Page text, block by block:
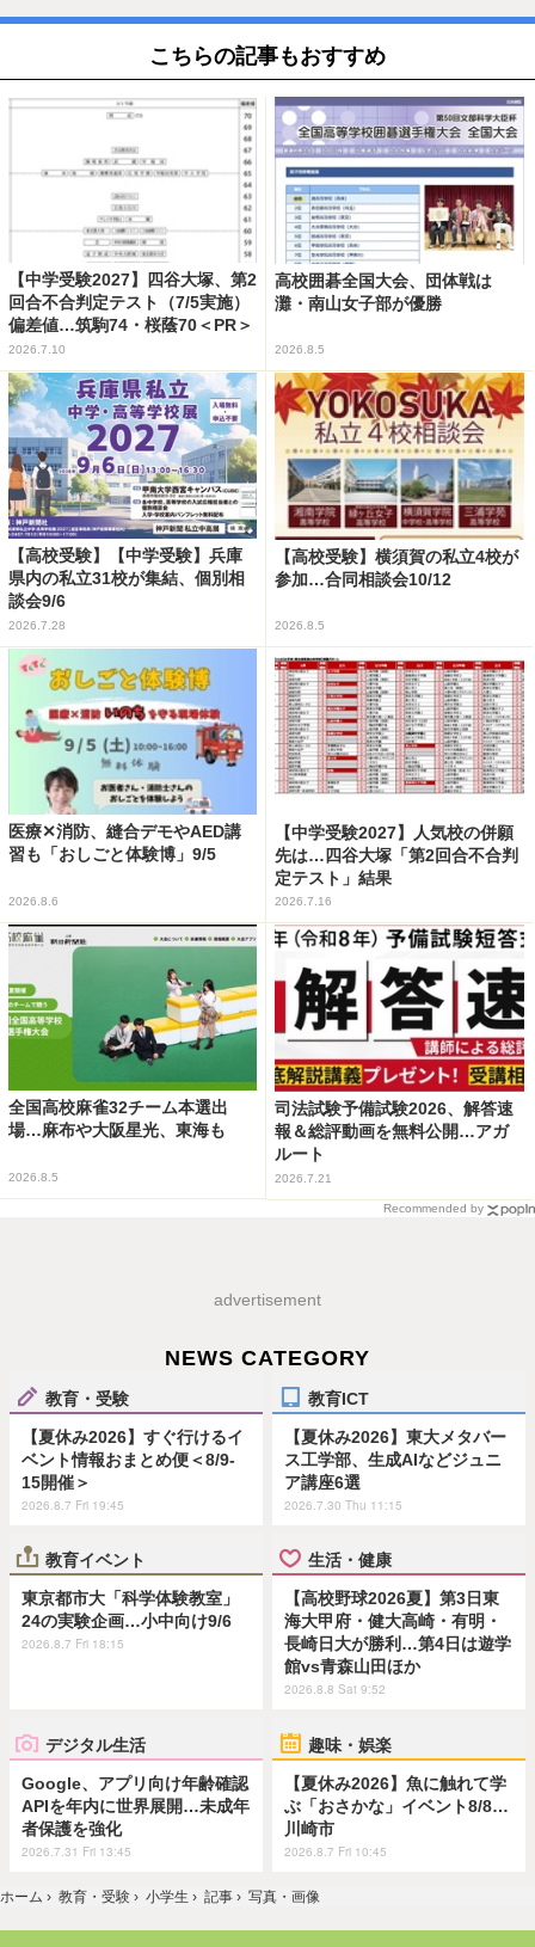
こちらの記事もおすすめ
【中学受験2027】四谷大塚、第2
回合不合判定テスト（7/5実施）
偏差値…筑駒74・桜蔭70＜PR＞
2026.7.10
高校囲碁全国大会、団体戦は
灘・南山女子部が優勝
2026.8.5
【高校受験】【中学受験】兵庫
県内の私立31校が集結、個別相
談会9/6
2026.7.28
【高校受験】横須賀の私立4校が
参加…合同相談会10/12
2026.8.5
医療✕消防、縫合デモやAED講
習も「おしごと体験博」9/5
2026.8.6
【中学受験2027】人気校の併願
先は…四谷大塚「第2回合不合判
定テスト」結果
2026.7.16
全国高校麻雀32チーム本選出
場…麻布や大阪星光、東海も
2026.8.5
司法試験予備試験2026、解答速
報＆総評動画を無料公開…アガ
ルート
2026.7.21
Recommended by
advertisement
NEWS CATEGORY
教育・受験
【夏休み2026】すぐ行けるイ
ベント情報おまとめ便＜8/9-
15開催＞
2026.8.7 Fri 19:45
教育ICT
【夏休み2026】東大メタバー
ス工学部、生成AIなどジュニ
ア講座6選
2026.7.30 Thu 11:15
教育イベント
東京都市大「科学体験教室」
24の実験企画…小中向け9/6
2026.8.7 Fri 18:15
生活・健康
【高校野球2026夏】第3日東
海大甲府・健大高崎・有明・
長崎日大が勝利…第4日は遊学
館vs青森山田ほか
2026.8.8 Sat 9:52
デジタル生活
Google、アプリ向け年齢確認
APIを年内に世界展開…未成年
者保護を強化
2026.7.31 Fri 13:45
趣味・娯楽
【夏休み2026】魚に触れて学
ぶ「おさかな」イベント8/8…
川崎市
2026.8.7 Fri 10:45
ホーム › 教育・受験 › 小学生 › 記事 › 写真・画像